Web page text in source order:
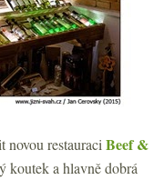
restauraci Beef &
koutek a hlavně dobrá